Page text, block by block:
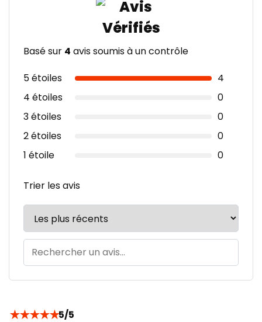
Basé sur 4 avis soumis à un contrôle
5 étoiles
4
4 étoiles
0
3 étoiles
0
2 étoiles
0
1 étoile
0
Trier les avis
★★★★★5/5